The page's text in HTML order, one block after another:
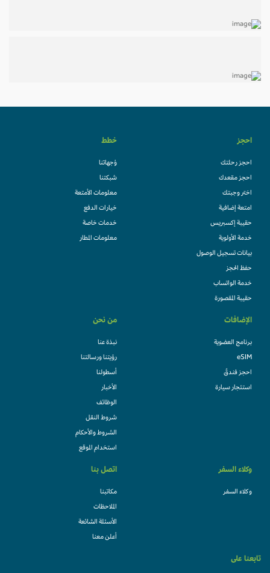
احجز
احجز رحلتك
احجز مقعدك
اختر وجبتك
امتعة إضافية
حقيبة إكسبريس
خدمة الأولوية
بيانات تسجيل الوصول
حفظ الحجز
خدمة الواتساب
حقيبة المقصورة
خطط
وُجهاتنا
شبكتنا
معلومات الأمتعة
خيارات الدفع
خدمات خاصة
معلومات المطار
الإضافات
برنامج العضوية
eSIM
احجز فندقً
استئجار سيارة
من نحن
نبذة عنا
رؤيتنا ورسالتنا
أسطولنا
الأخبار
الوظائف
شروط النقل
الشروط والأحكام
استخدام الموقع
وكلاء السفر
وكلاء السفر
اتصل بنا
مكاتبنا
الملاحظات
الأسئلة الشائعة
أعلن معنا
تابعنا على